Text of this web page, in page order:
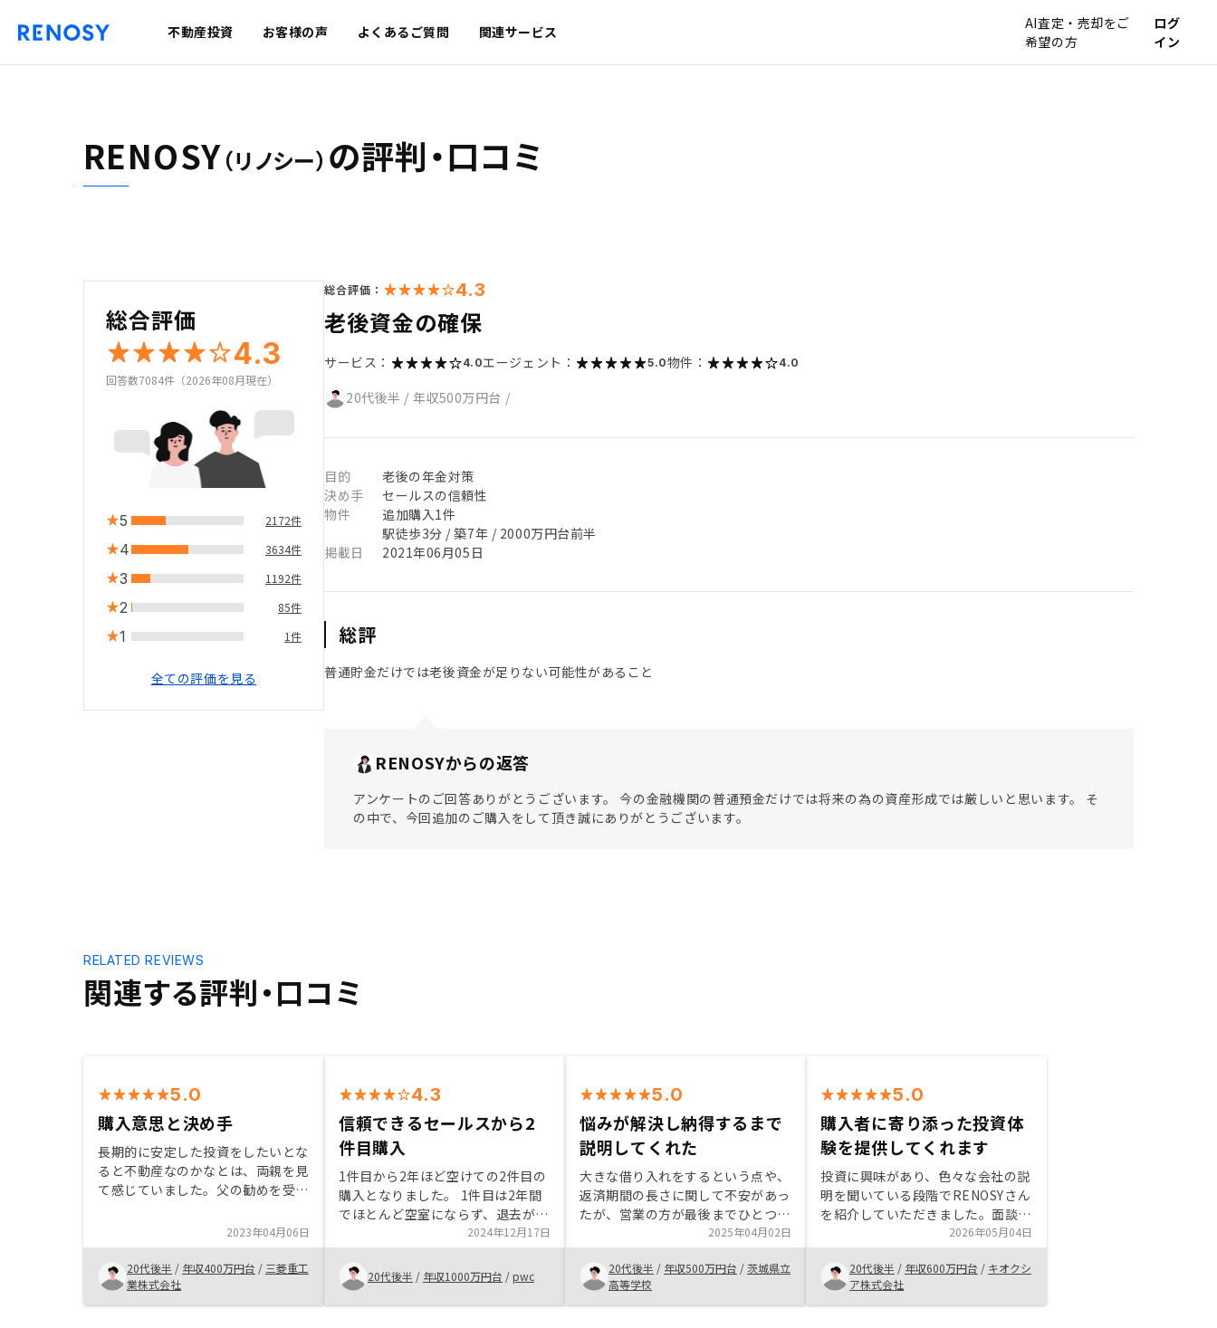
不動産投資 お客様の声 よくあるご質問 関連サービス
AI査定・売却をご
希望の方
ログ
イン
RENOSY（リノシー） の評判・口コミ
総合評価
4.3
回答数7084件（2026年08月現在）
5 2172件
4 3634件
3 1192件
2 85件
1 1件
全ての評価を見る
総合評価： 4.3
老後資金の確保
サービス： 4.0エージェント： 5.0物件： 4.0
20代後半 / 年収500万円台 /
目的
老後の年金対策
決め手
セールスの信頼性
物件
追加購入1件
駅徒歩3分 / 築7年 / 2000万円台前半
掲載日
2021年06月05日
総評
普通貯金だけでは老後資金が足りない可能性があること
RENOSYからの返答
アンケートのご回答ありがとうございます。 今の金融機関の普通預金だけでは将来の為の資産形成では厳しいと思います。 そ
の中で、今回追加のご購入をして頂き誠にありがとうございます。
関連する評判・口コミ
RELATED REVIEWS
5.0
購入意思と決め手
長期的に安定した投資をしたいとな
ると不動産なのかなとは、両親を見
て感じていました。父の勧めを受け
ました。比較したのは米国株に幅広
く投資する商品で個別株より安定し
ていると思いますが、確実な物件を
選ぶことができれば、市場の影響を
即座に受けにくいのは不動産だろう
2023年04月06日
20代後半 / 年収400万円台 / 三菱重工
業株式会社
4.3
信頼できるセールスから2
件目購入
1件目から2年ほど空けての2件目の
購入となりました。 1件目は2年間
でほとんど空室にならず、退去が出
た際も2週間ほどで次の入居者が決
まったため、2件目への不安はほと
んどありませんでした。 また、信
頼できるセールスの方が付いてくれ
たのも大きな安心材料でした。
2024年12月17日
20代後半 / 年収1000万円台 /pwc
5.0
悩みが解決し納得するまで
説明してくれた
大きな借り入れをするという点や、
返済期間の長さに関して不安があっ
たが、営業の方が最後までひとつひ
とつ丁寧に教えてくださったので購
入に踏み切ることができた。ローン
を組める属性の人はぜひ検討しても
良いのではないかと思う。
2025年04月02日
20代後半 / 年収500万円台 /茨城県立
高等学校
5.0
購入者に寄り添った投資体
験を提供してくれます
投資に興味があり、色々な会社の説
明を聞いている段階でRENOSYさん
を紹介していただきました。面談担
当者の営業の方の説明がわかりやす
く、また物件もとても良いものを紹
介いただけたため、とても信頼でき
ると感じました。購入後のアフター
サービスもしっかりしており、知人
2026年05月04日
20代後半 / 年収600万円台 / キオクシ
ア株式会社